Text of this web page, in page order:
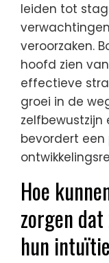
leiden tot
veroorzaken.
hoofd zien
effectieve
groei in de
bevordert
Hoe
zorgen
hun